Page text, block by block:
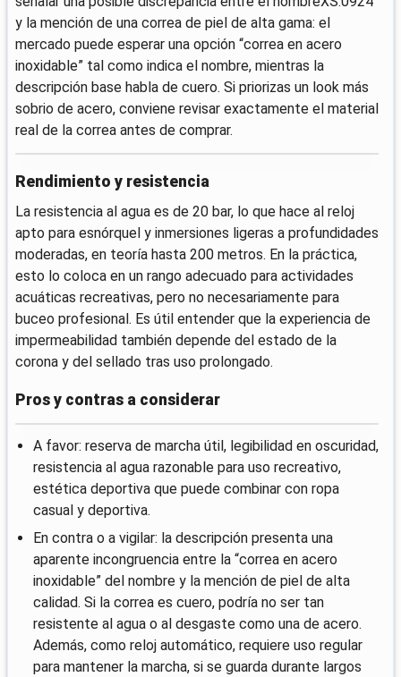
y la mención de una correa de piel de alta gama: el
mercado puede esperar una opción “correa en acero
inoxidable” tal como indica el nombre, mientras la
descripción base habla de cuero. Si priorizas un look más
sobrio de acero, conviene revisar exactamente el material
real de la correa antes de comprar.
Rendimiento y resistencia
La resistencia al agua es de 20 bar, lo que hace al reloj
apto para esnórquel y inmersiones ligeras a profundidades
moderadas, en teoría hasta 200 metros. En la práctica,
esto lo coloca en un rango adecuado para actividades
acuáticas recreativas, pero no necesariamente para
buceo profesional. Es útil entender que la experiencia de
impermeabilidad también depende del estado de la
corona y del sellado tras uso prolongado.
Pros y contras a considerar
A favor: reserva de marcha útil, legibilidad en oscuridad,
resistencia al agua razonable para uso recreativo,
estética deportiva que puede combinar con ropa
casual y deportiva.
En contra o a vigilar: la descripción presenta una
aparente incongruencia entre la “correa en acero
inoxidable” del nombre y la mención de piel de alta
calidad. Si la correa es cuero, podría no ser tan
resistente al agua o al desgaste como una de acero.
Además, como reloj automático, requiere uso regular
para mantener la marcha, si se guarda durante largos